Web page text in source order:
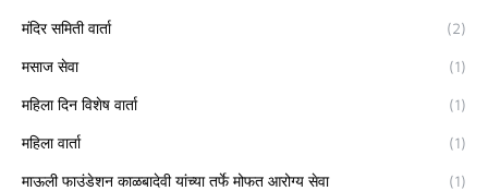
मंदिर समिती वार्ता (2)
मसाज सेवा (1)
महिला दिन विशेष वार्ता (1)
महिला वार्ता (1)
माऊली फाउंडेशन काळबादेवी यांच्या तर्फे मोफत आरोग्य सेवा (1)